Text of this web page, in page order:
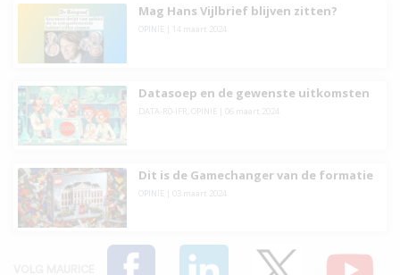
Mag Hans Vijlbrief blijven zitten?
OPINIE 14 maart 2024
Datasoep en de gewenste uitkomsten
DATA-R0-IFR OPINIE 06 maart 2024
Dit is de Gamechanger van de formatie
OPINIE 03 maart 2024